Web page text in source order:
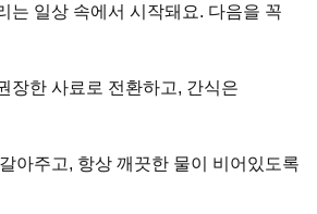
는 일상 속에서 시작돼요. 다음을 꼭
장한 사료로 전환하고, 간식은
아주고, 항상 깨끗한 물이 비어있도록